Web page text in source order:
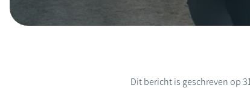
Dit bericht is geschreven op